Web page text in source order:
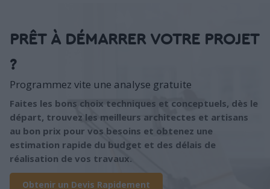
PRÊT À DÉMARRER VOTRE PROJET
?
Programmez vite une analyse gratuite
Faites les bons choix techniques et conceptuels, dès le
départ, trouvez les meilleurs architectes et artisans
au bon prix pour vos besoins et obtenez une
estimation rapide du budget et des délais de
réalisation de vos travaux.
Obtenir un Devis Rapidement